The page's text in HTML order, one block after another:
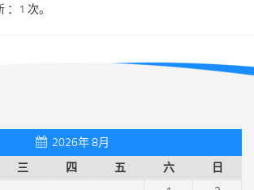
1 次。
2026年 8月
三 四 五 六 日